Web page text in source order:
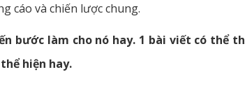
cáo và chiến lược chung.
bước làm cho nó hay. 1 bài viết có thể
hiện hay.